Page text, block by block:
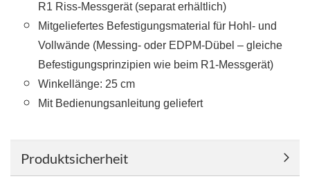
R1 Riss-Messgerät (separat erhältlich)
Mitgeliefertes Befestigungsmaterial für Hohl- und
Vollwände (Messing- oder EDPM-Dübel – gleiche
Befestigungsprinzipien wie beim R1-Messgerät)
Winkellänge: 25 cm
Mit Bedienungsanleitung geliefert
Produktsicherheit